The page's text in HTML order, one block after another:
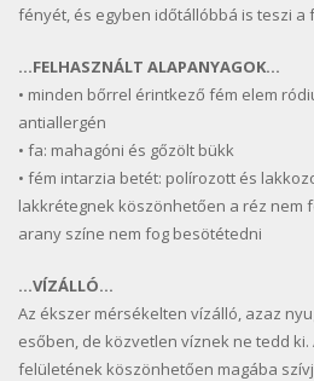
fényét, és egyben időtállóbbá is teszi a
…FELHASZNÁLT ALAPANYAGOK…
• minden bőrrel érintkező fém elem
antiallergén
• fa: mahagóni és gőzölt bükk
• fém intarzia betét: polírozott és
lakkrétegnek köszönhetően a réz nem
arany színe nem fog besötétedni
…VÍZÁLLÓ…
Az ékszer mérsékelten vízálló, azaz
esőben, de közvetlen víznek ne tedd
felületének köszönhetően magába